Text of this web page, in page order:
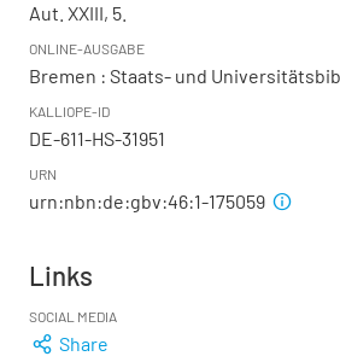
Aut. XXIII, 5.
ONLINE-AUSGABE
Bremen : Staats- und
KALLIOPE-ID
DE-611-HS-31951
URN
urn:nbn:de:gbv:46:1-175059
Links
SOCIAL MEDIA
Share